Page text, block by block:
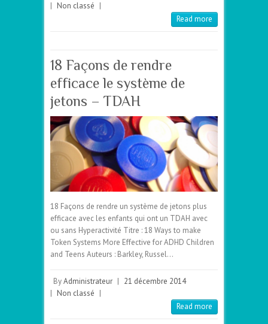
Non classé
Read more
18 Façons de rendre
efficace le système de
jetons – TDAH
18 Façons de rendre un système de jetons plus
efficace avec les enfants qui ont un TDAH avec
ou sans Hyperactivité Titre : 18 Ways to make
Token Systems More Effective for ADHD Children
and Teens Auteurs : Barkley, Russel…
ByAdministrateur | 21 décembre 2014
| Non classé |
Read more